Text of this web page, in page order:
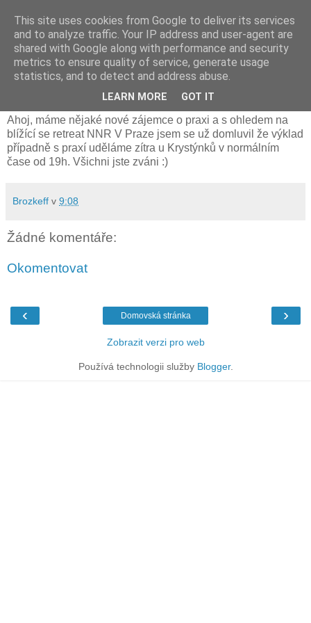
pondělí 1. srpna 2016
V úterý výklad pro nové zájemce
Ahoj, máme nějaké nové zájemce o praxi a s ohledem na
blížící se retreat NNR V Praze jsem se už domluvil že výklad
případně s praxí uděláme zítra u Krystýnků v normálním
čase od 19h. Všichni jste zváni :)
Brozkeff v 9:08
Žádné komentáře:
Okomentovat
‹ ›
Domovská stránka
Zobrazit verzi pro web
Používá technologii služby Blogger.
This site uses cookies from Google to deliver its services
and to analyze traffic. Your IP address and user-agent are
shared with Google along with performance and security
metrics to ensure quality of service, generate usage
statistics, and to detect and address abuse.
LEARN MORE GOT IT